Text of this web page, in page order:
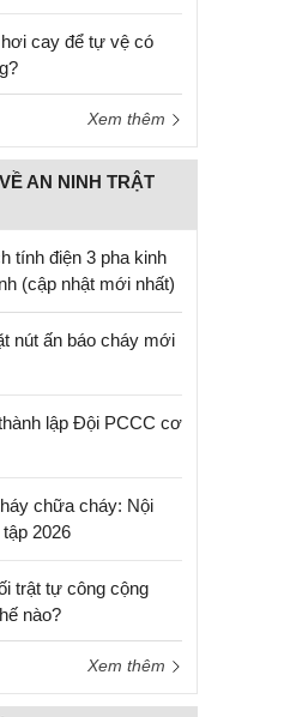
cay để tự vệ có
Xem thêm
AN NINH TRẬT
tính điện 3 pha kinh
(cập nhật mới nhất)
nút ấn báo cháy mới
lập Đội PCCC cơ
chữa cháy: Nội
2026
trật tự công cộng
nào?
Xem thêm